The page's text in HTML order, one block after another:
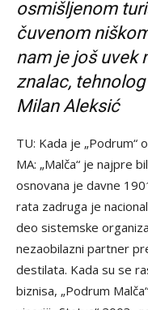
osmišljenom
čuvenom
nam je još uvek
znalac, tehnolog
Milan Aleksić
TU: Kada je „Podrum“
MA: „Malča“ je najpre
osnovana je davne
rata zadruga je
deo sistemske
nezaobilazni partner
destilata. Kada su se
biznisa, „Podrum